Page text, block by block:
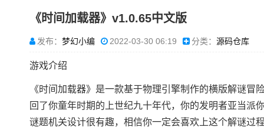
《时间加载器》v1.0.65中文版
发布： 梦幻小编 2022-03-30 06:19 分类： 源码仓库
游戏介绍
《时间加载器》是一款基于物理引擎制作的横版解谜
回了你童年时期的上世纪九十年代，你的发明者亚当派
谜题机关设计很有趣，相信你一定会喜欢上这个解谜过